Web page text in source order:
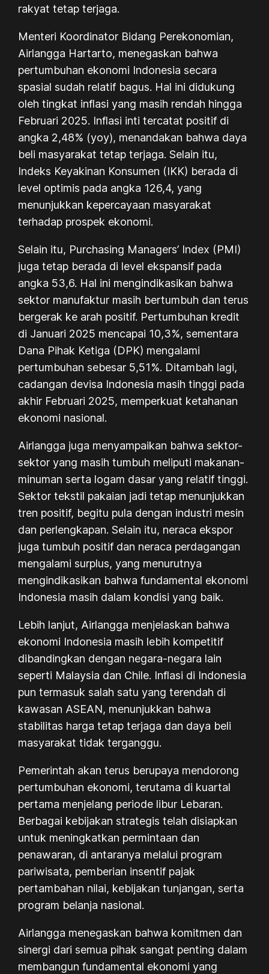
rakyat tetap terjaga.
Menteri Koordinator Bidang Perekonomian,
Airlangga Hartarto, menegaskan bahwa
pertumbuhan ekonomi Indonesia secara
spasial sudah relatif bagus. Hal ini didukung
oleh tingkat inflasi yang masih rendah hingga
Februari 2025. Inflasi inti tercatat positif di
angka 2,48% (yoy), menandakan bahwa daya
beli masyarakat tetap terjaga. Selain itu,
Indeks Keyakinan Konsumen (IKK) berada di
level optimis pada angka 126,4, yang
menunjukkan kepercayaan masyarakat
terhadap prospek ekonomi.
Selain itu, Purchasing Managers’ Index (PMI)
juga tetap berada di level ekspansif pada
angka 53,6. Hal ini mengindikasikan bahwa
sektor manufaktur masih bertumbuh dan terus
bergerak ke arah positif. Pertumbuhan kredit
di Januari 2025 mencapai 10,3%, sementara
Dana Pihak Ketiga (DPK) mengalami
pertumbuhan sebesar 5,51%. Ditambah lagi,
cadangan devisa Indonesia masih tinggi pada
akhir Februari 2025, memperkuat ketahanan
ekonomi nasional.
Airlangga juga menyampaikan bahwa sektor-
sektor yang masih tumbuh meliputi makanan-
minuman serta logam dasar yang relatif tinggi.
Sektor tekstil pakaian jadi tetap menunjukkan
tren positif, begitu pula dengan industri mesin
dan perlengkapan. Selain itu, neraca ekspor
juga tumbuh positif dan neraca perdagangan
mengalami surplus, yang menurutnya
mengindikasikan bahwa fundamental ekonomi
Indonesia masih dalam kondisi yang baik.
Lebih lanjut, Airlangga menjelaskan bahwa
ekonomi Indonesia masih lebih kompetitif
dibandingkan dengan negara-negara lain
seperti Malaysia dan Chile. Inflasi di Indonesia
pun termasuk salah satu yang terendah di
kawasan ASEAN, menunjukkan bahwa
stabilitas harga tetap terjaga dan daya beli
masyarakat tidak terganggu.
Pemerintah akan terus berupaya mendorong
pertumbuhan ekonomi, terutama di kuartal
pertama menjelang periode libur Lebaran.
Berbagai kebijakan strategis telah disiapkan
untuk meningkatkan permintaan dan
penawaran, di antaranya melalui program
pariwisata, pemberian insentif pajak
pertambahan nilai, kebijakan tunjangan, serta
program belanja nasional.
Airlangga menegaskan bahwa komitmen dan
sinergi dari semua pihak sangat penting dalam
membangun fundamental ekonomi yang